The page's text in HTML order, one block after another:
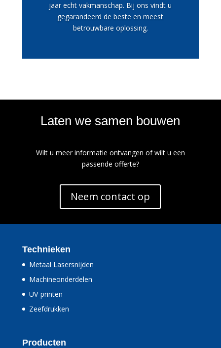
jaar echt vakmanschap. Bij ons vindt u
gegarandeerd de beste en meest
betrouwbare oplossing.
Laten we samen bouwen
Wilt u meer informatie ontvangen of wilt u een
passende offerte?
Neem contact op
Technieken
Metaal Lasersnijden
Machineonderdelen
UV-printen
Zeefdrukken
Producten